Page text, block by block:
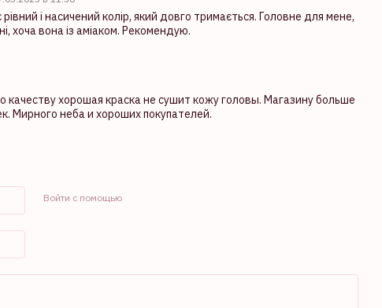
і насичений колір, який довго тримається. Головне для мене,
хоча вона із аміаком. Рекомендую.
качеству хорошая краска не сушит кожу головы. Магазину больше
Мирного неба и хороших покупателей.
Войти с помощью